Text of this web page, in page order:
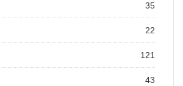
35
22
121
43